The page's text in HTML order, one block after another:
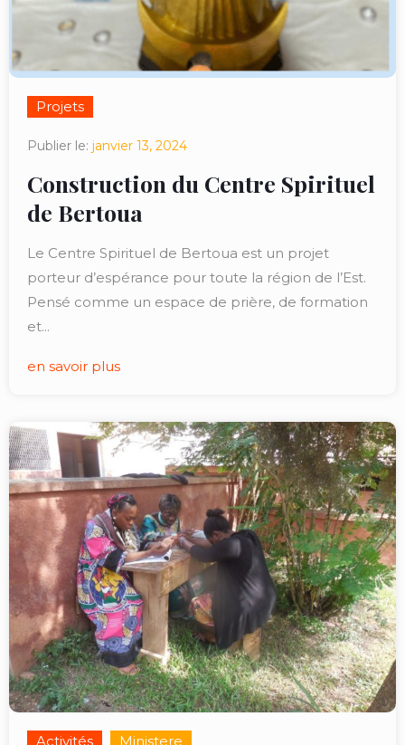
Projets
Publier le: janvier 13, 2024
Construction du Centre Spirituel
de Bertoua
Le Centre Spirituel de Bertoua est un projet
porteur d’espérance pour toute la région de l’Est.
Pensé comme un espace de prière, de formation
et...
en savoir plus
Activités Ministere